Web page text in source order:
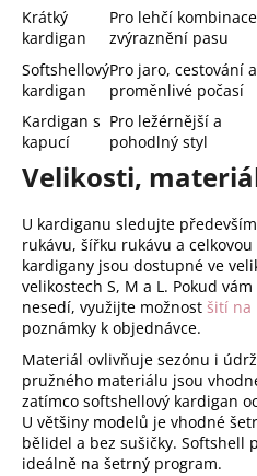
Krátký
kardigan
Pro lehčí
zvýraznění pasu
Softshellový
kardigan
Pro jaro, cestování a
proměnlivé počasí
Kardigan s
kapucí
Pro ležérnější a
pohodlný styl
Velikosti,
U kardiganu sledujte
rukávu, šířku rukávu a
kardigany jsou dostupné ve
velikostech S, M a L. Pokud
nesedí, využijte možnost šití na
poznámky k objednávce.
Materiál ovlivňuje sezónu i
pružného materiálu jsou
zatímco softshellový kardigan
U většiny modelů je vhodné
bělidel a bez sušičky. Softshell
ideálně na šetrný program.